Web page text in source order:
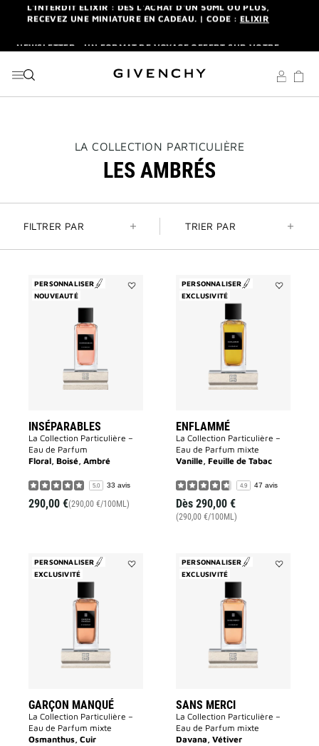
ALLER AU MENU ALLER AU CONTENU ALLER À LA RECHERCHE
NEWSLETTER : UN FORMAT DE VOYAGE OFFERT SUR VOTRE
AVANTAGES
L'INTERDIT ELIXIR : DÈS L'ACHAT D'UN 50ML OU PLUS,
NEWSLETTER : UN FORMAT DE VOYAGE OFFERT SUR VOTRE
1ÈRE COMMANDE. | S'INSCRIRE
LIVRAISON STANDARD ET RETOUR OFFERTS. |
THIS
OPEN
NEW
LA COLLECTION PARTICULIÈRE
LES AMBRÉS
FILTRER PAR TRIER PAR
PERSONNALISER
NOUVEAUTÉ
INSÉPARABLES
La Collection Particulière –
Eau de Parfum
Floral, Boisé, Ambré
5.0 33 avis
290,00 €(290,00 €/100ML)
PERSONNALISER
EXCLUSIVITÉ
ENFLAMMÉ
La Collection Particulière –
Eau de Parfum mixte
Vanille, Feuille de Tabac
4.9 47 avis
Dès 290,00 €
(290,00 €/100ML)
PERSONNALISER
EXCLUSIVITÉ
GARÇON MANQUÉ
La Collection Particulière –
Eau de Parfum mixte
Osmanthus, Cuir
PERSONNALISER
EXCLUSIVITÉ
SANS MERCI
La Collection Particulière –
Eau de Parfum mixte
Davana, Vétiver